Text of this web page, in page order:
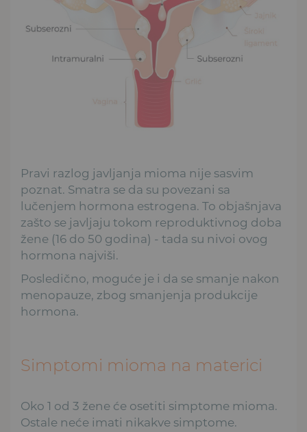
Pravi razlog javljanja mioma nije sasvim
poznat. Smatra se da su povezani sa
lučenjem hormona estrogena. To objašnjava
zašto se javljaju tokom reproduktivnog doba
žene (16 do 50 godina) - tada su nivoi ovog
hormona najviši.
Posledično, moguće je i da se smanje nakon
menopauze, zbog smanjenja produkcije
hormona.
Simptomi mioma na materici
Oko 1 od 3 žene će osetiti simptome mioma.
Ostale neće imati nikakve simptome.